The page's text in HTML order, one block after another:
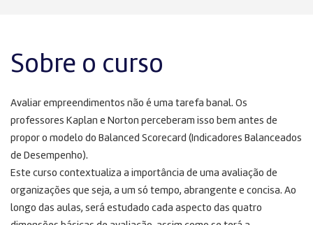
Sobre o curso
Avaliar empreendimentos não é uma tarefa banal. Os
professores Kaplan e Norton perceberam isso bem antes de
propor o modelo do Balanced Scorecard (Indicadores Balanceados
de Desempenho).
Este curso contextualiza a importância de uma avaliação de
organizações que seja, a um só tempo, abrangente e concisa. Ao
longo das aulas, será estudado cada aspecto das quatro